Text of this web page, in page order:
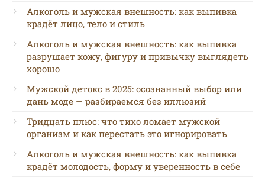
Алкоголь и мужская внешность: как выпивка
крадёт лицо, тело и стиль
Алкоголь и мужская внешность: как выпивка
разрушает кожу, фигуру и привычку выглядеть
хорошо
Мужской детокс в 2025: осознанный выбор или
дань моде — разбираемся без иллюзий
Тридцать плюс: что тихо ломает мужской
организм и как перестать это игнорировать
Алкоголь и мужская внешность: как выпивка
крадёт молодость, форму и уверенность в себе